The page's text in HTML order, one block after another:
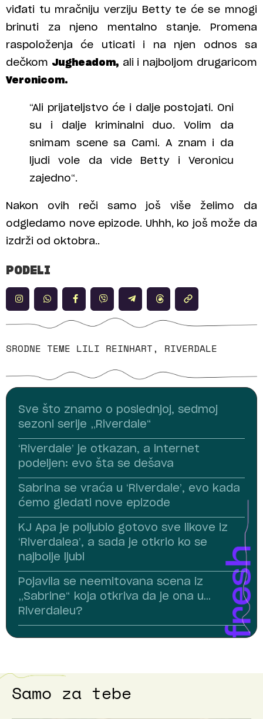
viđati tu mračniju verziju Betty te će se mnogi
brinuti za njeno mentalno stanje. Promena
raspoloženja će uticati i na njen odnos sa
dečkom Jugheadom, ali i najboljom drugaricom
Veronicom.
“Ali prijateljstvo će i dalje postojati. Oni
su i dalje kriminalni duo. Volim da
snimam scene sa Cami. A znam i da
ljudi vole da vide Betty i Veronicu
zajedno“.
Nakon ovih reči samo još više želimo da
odgledamo nove epizode. Uhhh, ko još može da
izdrži od oktobra..
PODELI
SRODNE TEME LILI REINHART, RIVERDALE
Sve što znamo o poslednjoj, sedmoj
sezoni serije „Riverdale“
‘Riverdale’ je otkazan, a internet
podeljen: evo šta se dešava
Sabrina se vraća u ‘Riverdale’, evo kada
ćemo gledati nove epizode
KJ Apa je poljubio gotovo sve likove iz
‘Riverdalea’, a sada je otkrio ko se
najbolje ljubi
Pojavila se neemitovana scena iz
„Sabrine“ koja otkriva da je ona u…
Riverdaleu?
Samo za tebe